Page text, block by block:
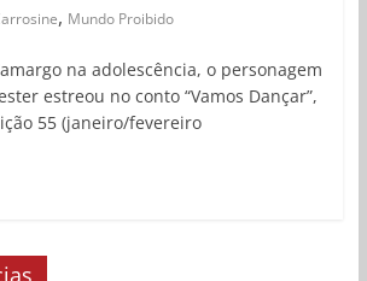
, Mundo Proibido
na adolescência, o personagem
estreou no conto “Vamos Dançar”,
55 (janeiro/fevereiro